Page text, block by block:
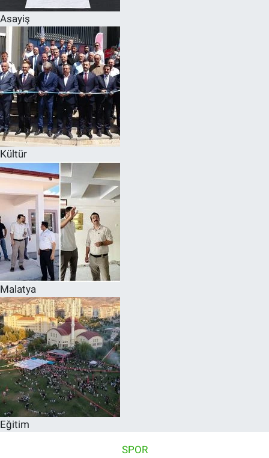
Asayiş
Kültür
Malatya
Eğitim
SPOR